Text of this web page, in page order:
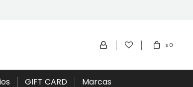
GIFT CARD Marcas
$ 0